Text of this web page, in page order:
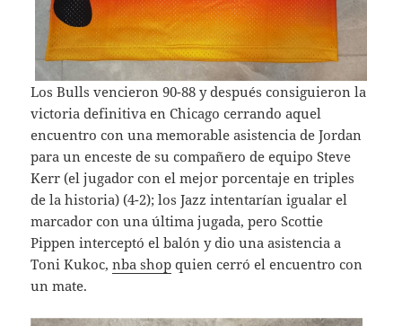
Los Bulls vencieron 90-88 y después consiguieron la
victoria definitiva en Chicago cerrando aquel
encuentro con una memorable asistencia de Jordan
para un enceste de su compañero de equipo Steve
Kerr (el jugador con el mejor porcentaje en triples
de la historia) (4-2); los Jazz intentarían igualar el
marcador con una última jugada, pero Scottie
Pippen interceptó el balón y dio una asistencia a
Toni Kukoc,nba shop quien cerró el encuentro con
un mate.